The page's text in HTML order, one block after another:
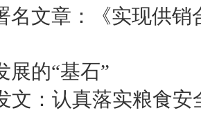
名文章：《实现供
展的“基石”
文：认真落实粮食